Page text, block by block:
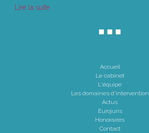
Lire la suite
Accueil
Le cabinet
L'équipe
Les domaines d'intervention
Actus
Eurojuris
Honoraires
Contact